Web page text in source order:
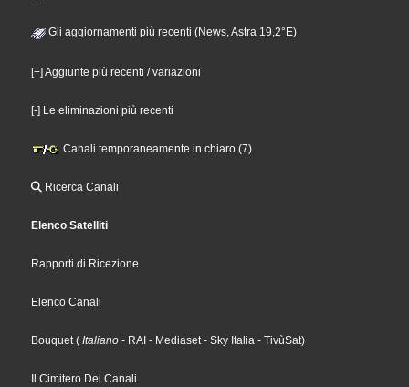
Gli aggiornamenti più recenti (News, Astra 19,2°E)
[+] Aggiunte più recenti / variazioni
[-] Le eliminazioni più recenti
Canali temporaneamente in chiaro (7)
Ricerca Canali
Elenco Satelliti
Rapporti di Ricezione
Elenco Canali
Bouquet( Italiano - RAI - Mediaset- Sky Italia - TivùSat)
Il Cimitero Dei Canali